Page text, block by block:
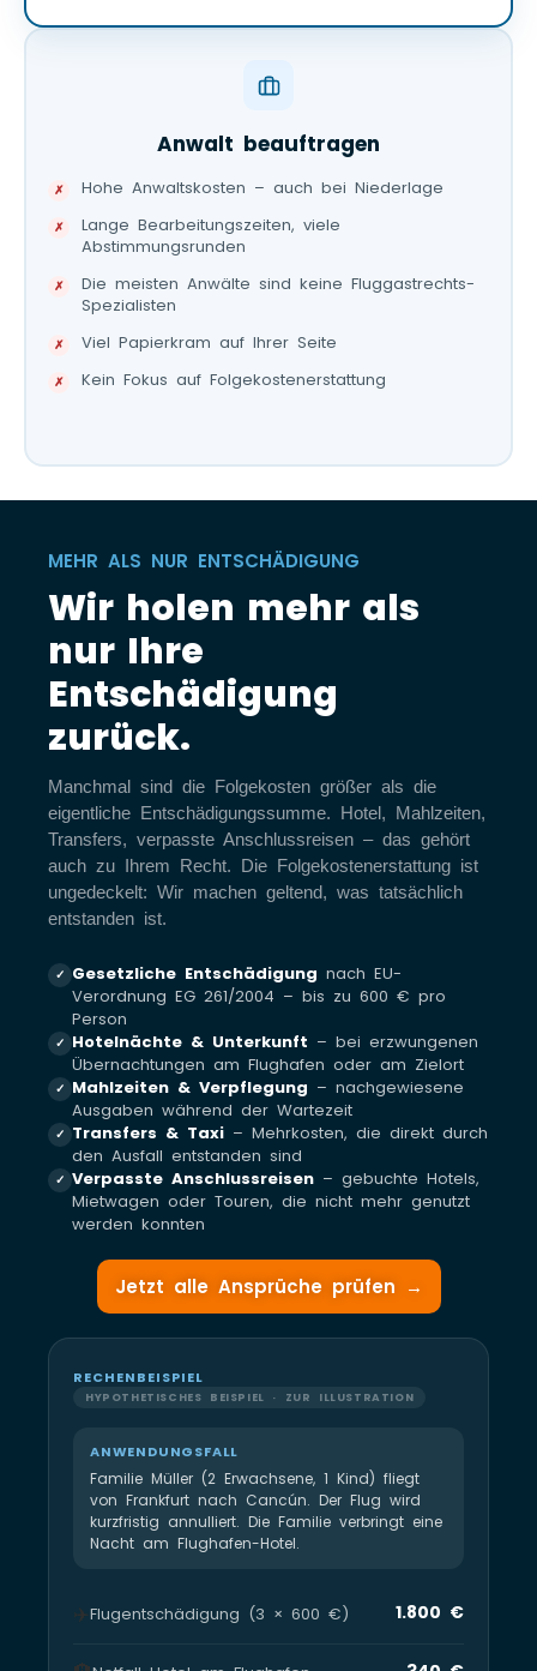
Anwalt beauftragen
Hohe Anwaltskosten – auch bei Niederlage
Lange Bearbeitungszeiten, viele
Abstimmungsrunden
Die meisten Anwälte sind keine Fluggastrechts-
Spezialisten
Viel Papierkram auf Ihrer Seite
Kein Fokus auf Folgekostenerstattung
MEHR ALS NUR ENTSCHÄDIGUNG
Wir holen mehr als
nur Ihre
Entschädigung
zurück.
Manchmal sind die Folgekosten größer als die
eigentliche Entschädigungssumme. Hotel, Mahlzeiten,
Transfers, verpasste Anschlussreisen – das gehört
auch zu Ihrem Recht. Die Folgekostenerstattung ist
ungedeckelt: Wir machen geltend, was tatsächlich
entstanden ist.
✓ Gesetzliche Entschädigung nach EU-
Verordnung EG 261/2004 – bis zu 600 € pro
Person
✓ Hotelnächte & Unterkunft – bei erzwungenen
Übernachtungen am Flughafen oder am Zielort
✓ Mahlzeiten & Verpflegung – nachgewiesene
Ausgaben während der Wartezeit
✓ Transfers & Taxi – Mehrkosten, die direkt durch
den Ausfall entstanden sind
✓ Verpasste Anschlussreisen – gebuchte Hotels,
Mietwagen oder Touren, die nicht mehr genutzt
werden konnten
Jetzt alle Ansprüche prüfen →
RECHENBEISPIEL
HYPOTHETISCHES BEISPIEL · ZUR ILLUSTRATION
ANWENDUNGSFALL
Familie Müller (2 Erwachsene, 1 Kind) fliegt
von Frankfurt nach Cancún. Der Flug wird
kurzfristig annulliert. Die Familie verbringt eine
Nacht am Flughafen-Hotel.
✈️Flugentschädigung (3 × 600 €) 1.800 €